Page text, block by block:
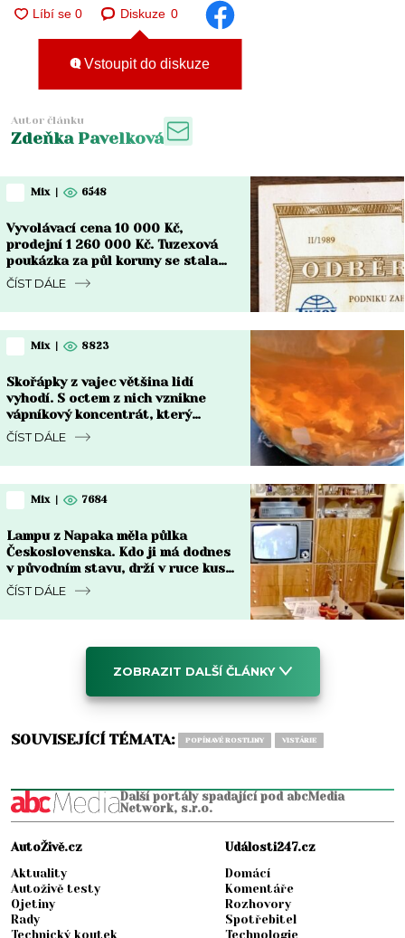
Diskuze 0
Vstoupit do diskuze
Autor článku
Zdeňka Pavelková
Mix | 6548
Vyvolávací cena 10 000 Kč,
prodejní 1 260 000 Kč. Tuzexová
poukázka za půl koruny se stala
nejdražším bonem v české historii
ČÍST DÁLE
Mix | 8823
Skořápky z vajec většina lidí
vyhodí. S octem z nich vznikne
vápníkový koncentrát, který
chřadnoucím rostlinám vrátí sílu
ČÍST DÁLE
Mix | 7684
Lampu z Napaka měla půlka
Československa. Kdo ji má dodnes
v původním stavu, drží v ruce kus
za 8 000 Kč i víc
ČÍST DÁLE
ZOBRAZIT DALŠÍ ČLÁNKY
SOUVISEJÍCÍ TÉMATA: POPÍNAVÉ ROSTLINY VISTÁRIE
Další portály spadající pod abcMedia
Network, s.r.o.
AutoŽivě.cz
Aktuality
Autoživě testy
Ojetiny
Rady
Technický koutek
Události247.cz
Domácí
Komentáře
Rozhovory
Spotřebitel
Technologie